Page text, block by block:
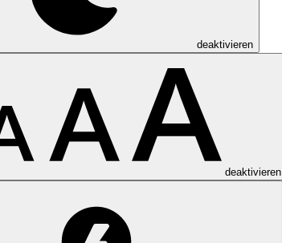
deaktivieren
deaktivieren